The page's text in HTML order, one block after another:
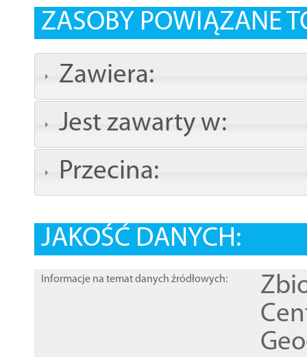
ZASOBY POWIĄZANE
Zawiera:
Jest zawarty w:
Przecina:
JAKOŚĆ DANYCH:
Informacje na temat danych źródłowych: